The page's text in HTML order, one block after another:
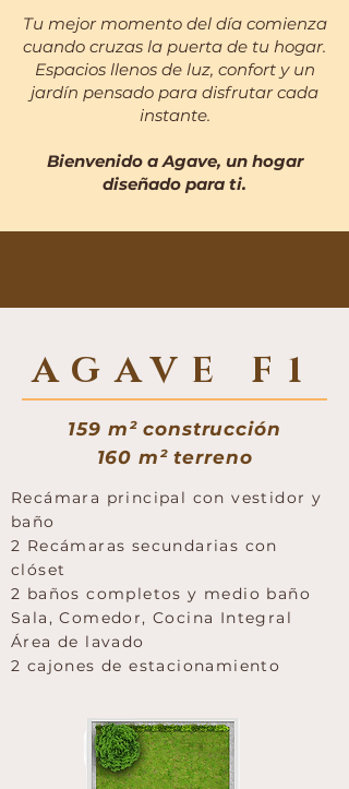
Tu mejor momento del día comienza
cuando cruzas la puerta de tu hogar.
Espacios llenos de luz, confort y un
jardín pensado para disfrutar cada
instante.
Bienvenido a Agave, un hogar
diseñado para ti.
AGAVE F1
159 m² construcción
160 m² terreno
Recámara principal con vestidor y
baño
2 Recámaras secundarias con
clóset
2 baños completos y medio baño
Sala, Comedor, Cocina Integral
Área de lavado
2 cajones de estacionamiento